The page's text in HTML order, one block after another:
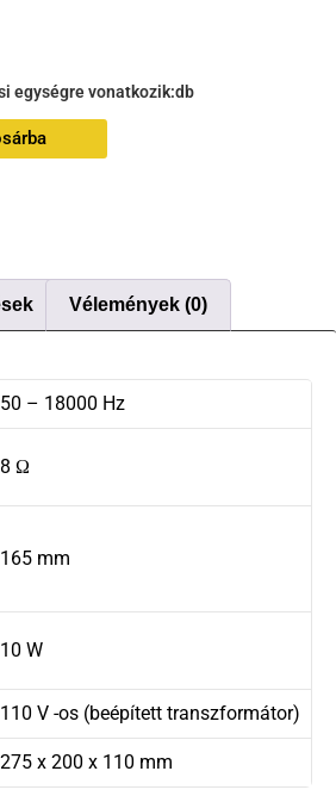
egységre vonatkozik:db
Vélemények (0)
50 – 18000 Hz
8 Ω
165 mm
10 W
110 V -os (beépített transzformátor)
275 x 200 x 110 mm